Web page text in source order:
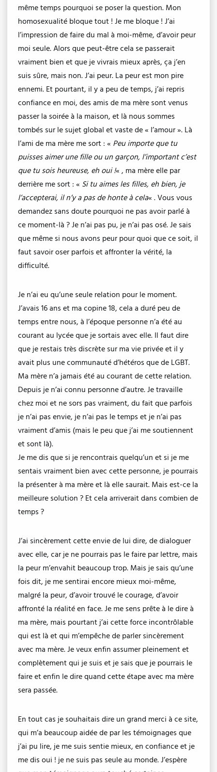
même temps pourquoi se poser la question. Mon
homosexualité bloque tout ! Je me bloque ! J’ai
l’impression de faire du mal à moi-même, d’avoir peur
moi seule. Alors que peut-être cela se passerait
vraiment bien et que je vivrais mieux après, ça j’en
suis sûre, mais non. J’ai peur. La peur est mon pire
ennemi. Et pourtant, il y a peu de temps, j’ai repris
confiance en moi, des amis de ma mère sont venus
passer la soirée à la maison, et là nous sommes
tombés sur le sujet global et vaste de « l’amour ». Là
l’ami de ma mère me sort : « Peu importe que tu
puisses aimer une fille ou un garçon, l’important c’est
que tu sois heureuse, eh oui !« , ma mère elle par
derrière me sort : « Si tu aimes les filles, eh bien, je
l’accepterai, il n’y a pas de honte à cela« . Vous vous
demandez sans doute pourquoi ne pas avoir parlé à
ce moment-là ? Je n’ai pas pu, je n’ai pas osé. Je sais
que même si nous avons peur pour quoi que ce soit, il
faut savoir oser parfois et affronter la vérité, la
difficulté.
Je n’ai eu qu’une seule relation pour le moment.
J’avais 16 ans et ma copine 18, cela a duré peu de
temps entre nous, à l’époque personne n’a été au
courant au lycée que je sortais avec elle. Il faut dire
que je restais très discrète sur ma vie privée et il y
avait plus une communauté d’hétéros que de LGBT.
Ma mère n’a jamais été au courant de cette relation.
Depuis je n’ai connu personne d’autre. Je travaille
chez moi et ne sors pas vraiment, du fait que parfois
je n’ai pas envie, je n’ai pas le temps et je n’ai pas
vraiment d’amis (mais le peu que j’ai me soutiennent
et sont là).
Je me dis que si je rencontrais quelqu’un et si je me
sentais vraiment bien avec cette personne, je pourrais
la présenter à ma mère et là elle saurait. Mais est-ce la
meilleure solution ? Et cela arriverait dans combien de
temps ?
J’ai sincèrement cette envie de lui dire, de dialoguer
avec elle, car je ne pourrais pas le faire par lettre, mais
la peur m’envahit beaucoup trop. Mais je sais qu’une
fois dit, je me sentirai encore mieux moi-même,
malgré la peur, d’avoir trouvé le courage, d’avoir
affronté la réalité en face. Je me sens prête à le dire à
ma mère, mais pourtant j’ai cette force incontrôlable
qui est là et qui m’empêche de parler sincèrement
avec ma mère. Je veux enfin assumer pleinement et
complètement qui je suis et je sais que je pourrais le
faire et enfin le dire quand cette étape avec ma mère
sera passée.
En tout cas je souhaitais dire un grand merci à ce site,
qui m’a beaucoup aidée de par les témoignages que
j’ai pu lire, je me suis sentie mieux, en confiance et je
me dis oui ! je ne suis pas seule au monde. J’espère